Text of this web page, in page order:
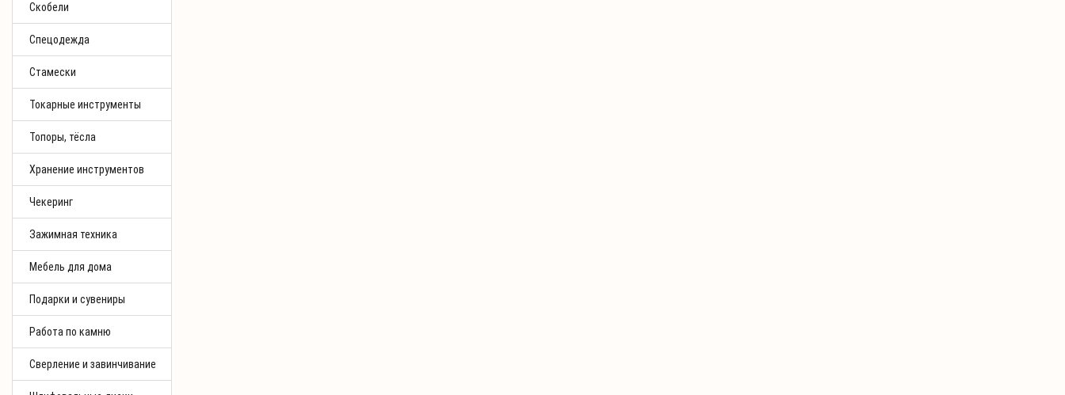
Скобели
Спецодежда
Стамески
Токарные инструменты
Топоры, тёсла
Хранение инструментов
Чекеринг
Зажимная техника
Мебель для дома
Подарки и сувениры
Работа по камню
Сверление и завинчивание